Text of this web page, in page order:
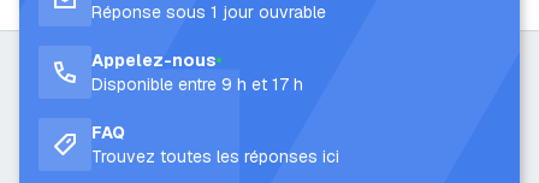
Réponse sous 1 jour ouvrable
Appelez-nous
Disponible entre 9 h et 17 h
FAQ
Trouvez toutes les réponses ici